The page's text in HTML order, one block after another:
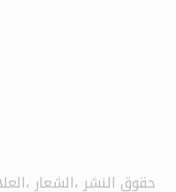
حقوق النشر ،الشعار